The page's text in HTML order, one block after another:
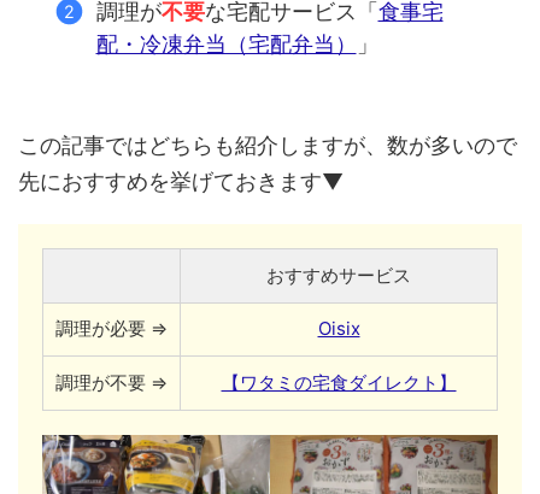
調理が不要な宅配サービス「食事宅
配・冷凍弁当（宅配弁当）
」
この記事ではどちらも紹介しますが、数が多いので
先におすすめを挙げておきます▼
おすすめサービス
調理が必要 ⇒ Oisix
調理が不要 ⇒ 【ワタミの宅食ダイレクト】